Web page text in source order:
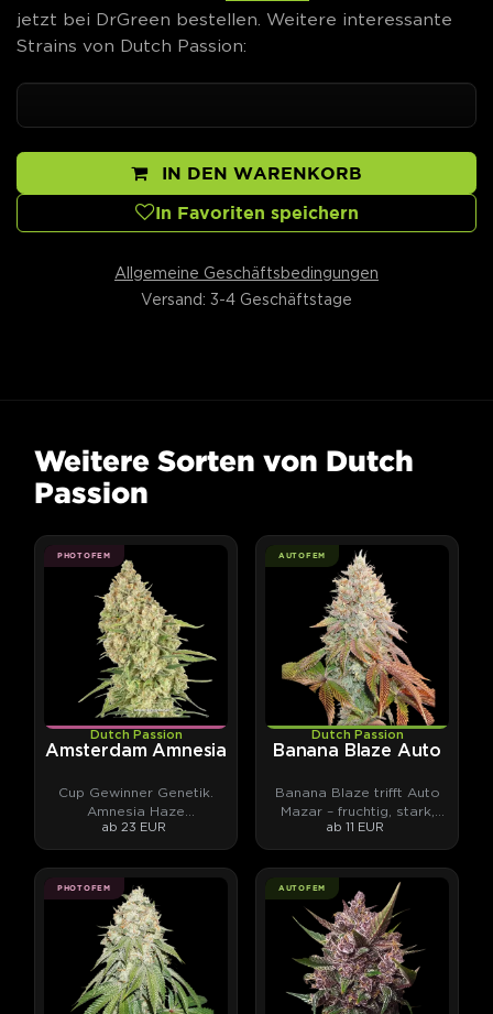
jetzt bei DrGreen bestellen. Weitere interessante
Strains von Dutch Passion:
IN DEN WARENKORB
In Favoriten speichern
Allgemeine Geschäftsbedingungen
Versand: 3-4 Geschäftstage
Weitere Sorten von Dutch
Passion
PHOTOFEM
Dutch Passion
Amsterdam Amnesia
Cup Gewinner Genetik.
Amnesia Haze
Nachkomme. Amsterdam-
Klassiker.
ab 23 EUR
AUTOFEM
Dutch Passion
Banana Blaze Auto
Banana Blaze trifft Auto
Mazar – fruchtig, stark,
klebrig.
ab 11 EUR
PHOTOFEM AUTOFEM